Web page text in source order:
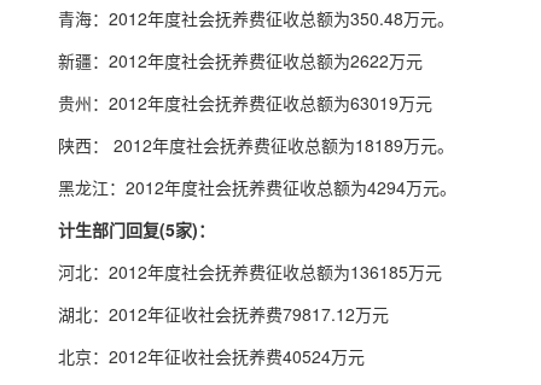
青海：2012年度社会抚养费征收总额为350.48万元。
新疆：2012年度社会抚养费征收总额为2622万元
贵州：2012年度社会抚养费征收总额为63019万元
陕西： 2012年度社会抚养费征收总额为18189万元。
黑龙江：2012年度社会抚养费征收总额为4294万元。
计生部门回复(5家)：
河北：2012年度社会抚养费征收总额为136185万元
湖北：2012年征收社会抚养费79817.12万元
北京：2012年征收社会抚养费40524万元